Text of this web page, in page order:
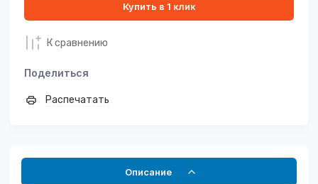
Купить в 1 клик
К сравнению
Поделиться
Распечатать
Описание